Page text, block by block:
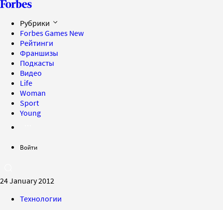
Рубрики
Forbes Games New
Рейтинги
Франшизы
Подкасты
Видео
Life
Woman
Sport
Young
Войти
24 January 2012
Технологии